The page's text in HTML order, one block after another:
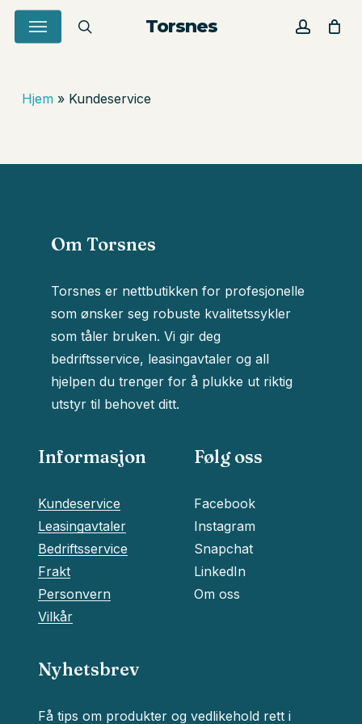
Skip
Torsnes
search account
Menu
Cart
Close
Du har ingen produkter i
handlekurven.
Go To Shop
Hjem» Kundeservice
Om Torsnes
Torsnes er nettbutikken for profesjonelle
som ønsker seg robuste kvalitetssykler
som tåler bruken. Vi gir deg
bedriftsservice, leasingavtaler og all
hjelpen du trenger for å plukke ut riktig
utstyr til behovet ditt.
Informasjon
Kundeservice
Leasingavtaler
Bedriftsservice
Frakt
Personvern
Vilkår
Følg oss
Facebook
Instagram
Snapchat
LinkedIn
Om oss
Nyhetsbrev
Få tips om produkter og vedlikehold rett i